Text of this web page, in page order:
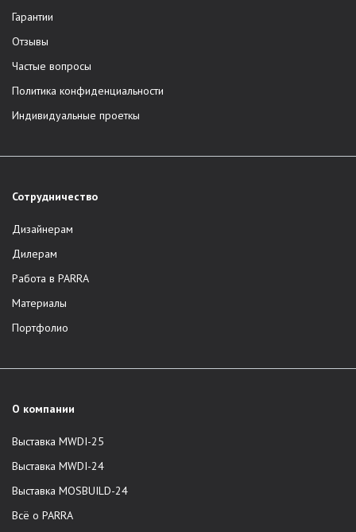
Гарантии
Отзывы
Частые вопросы
Политика конфиденциальности
Индивидуальные проеткы
Сотрудничество
Дизайнерам
Дилерам
Работа в PARRA
Материалы
Портфолио
О компании
Выставка MWDI-25
Выставка MWDI-24
Выставка MOSBUILD-24
Всё о PARRA